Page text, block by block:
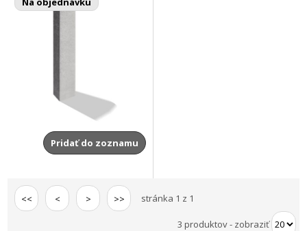
Pridať do zoznamu
<< < > >> stránka 1 z 1
3 produktov- zobraziť